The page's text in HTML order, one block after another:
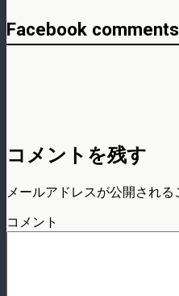
Facebook
コメントを残す
メールアドレスが公開される
コメント